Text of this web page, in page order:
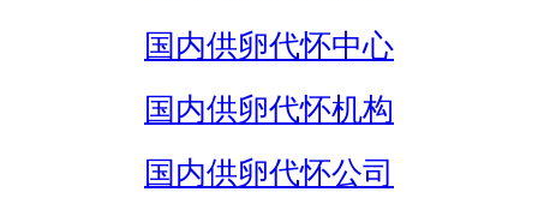
国内供卵代怀中心
国内供卵代怀机构
国内供卵代怀公司